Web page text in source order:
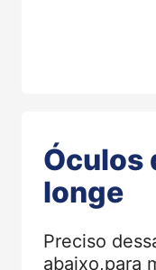
Óculos
longe
Preciso
abaixo,para